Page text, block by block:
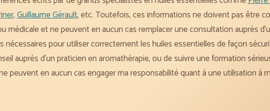
,Guillaume Gérault, etc. Toutefois, ces informations ne doivent pas être
médicale et ne peuvent en aucun cas remplacer une consultation auprès
nécessaires pour utiliser correctement les huiles essentielles de façon
auprès d’un praticien en aromathérapie, ou de suivre une formation
peuvent en aucun cas engager ma responsabilité quant à une utilisation à